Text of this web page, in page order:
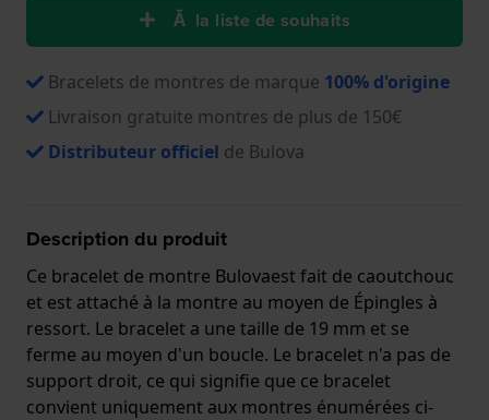
Ă la liste de souhaits
Bracelets de montres de marque 100% d'origine
Livraison gratuite montres de plus de 150€
Distributeur officiel de Bulova
Description du produit
Ce bracelet de montre Bulovaest fait de caoutchouc
et est attaché à la montre au moyen de Épingles à
ressort. Le bracelet a une taille de 19 mm et se
ferme au moyen d'un boucle. Le bracelet n'a pas de
support droit, ce qui signifie que ce bracelet
convient uniquement aux montres énumérées ci-